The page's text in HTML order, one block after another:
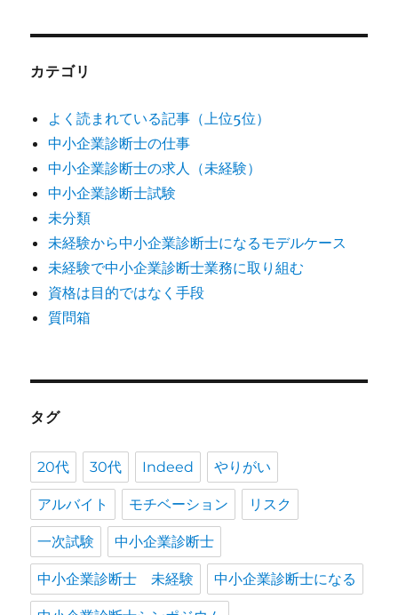
カテゴリ
よく読まれている記事（上位5位）
中小企業診断士の仕事
中小企業診断士の求人（未経験）
中小企業診断士試験
未分類
未経験から中小企業診断士になるモデルケース
未経験で中小企業診断士業務に取り組む
資格は目的ではなく手段
質問箱
タグ
20代 30代 Indeed やりがい
アルバイト モチベーション リスク
一次試験 中小企業診断士
中小企業診断士 未経験 中小企業診断士になる